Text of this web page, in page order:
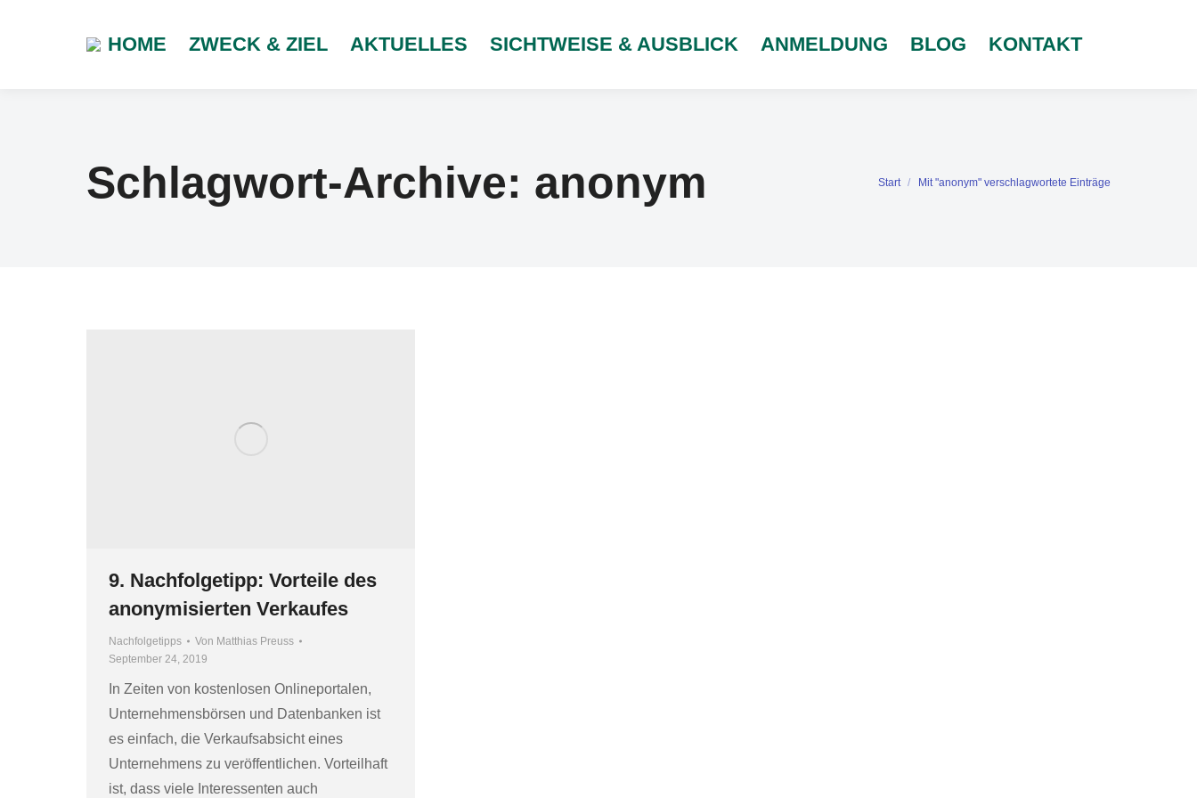
HOME ZWECK & ZIEL AKTUELLES SICHTWEISE & AUSBLICK ANMELDUNG BLOG KONTAKT
Schlagwort-Archive: anonym Sie befinden sich hier:
Start Mit "anonym" verschlagwortete Einträge
9. Nachfolgetipp: Vorteile des
anonymisierten Verkaufes
Nachfolgetipps Von Matthias Preuss
September 24, 2019
In Zeiten von kostenlosen Onlineportalen,
Unternehmensbörsen und Datenbanken ist
es einfach, die Verkaufsabsicht eines
Unternehmens zu veröffentlichen. Vorteilhaft
ist, dass viele Interessenten auch